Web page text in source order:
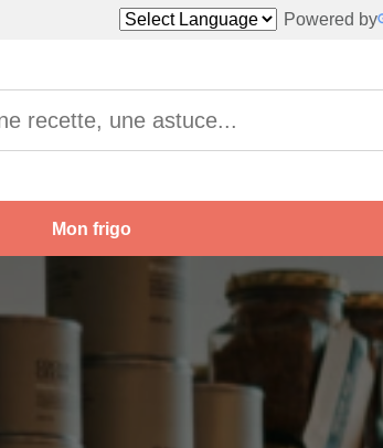
Powered by
Mon frigo